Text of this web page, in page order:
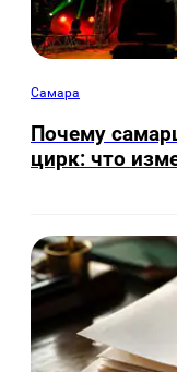
Самара
Почему
цирк: что